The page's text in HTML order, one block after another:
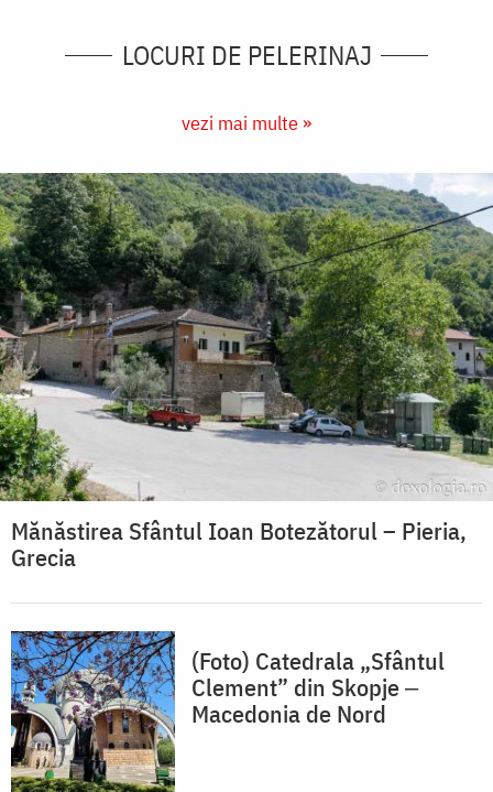
LOCURI DE PELERINAJ
vezi mai multe »
Mănăstirea Sfântul Ioan Botezătorul – Pieria,
Grecia
(Foto) Catedrala „Sfântul
Clement” din Skopje ‒
Macedonia de Nord